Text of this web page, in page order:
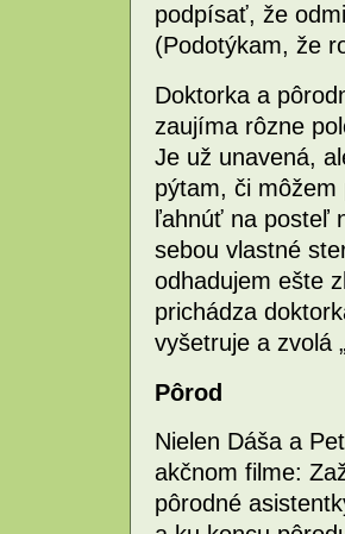
podpísať, že
(Podotýkam, že
Doktorka a
zaujíma rôzne
Je už unavená,
pýtam, či
ľahnúť na posteľ
sebou vlastné
odhadujem ešte
prichádza
vyšetruje a zvolá
Pôrod
Nielen Dáša a
akčnom filme:
pôrodné